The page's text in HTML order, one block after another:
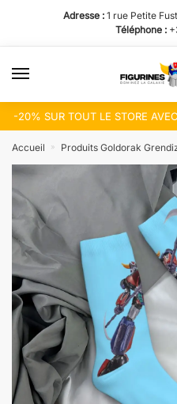
la
navigation
contenu
Adresse : 1 rue Petite
Téléphone :
-20% SUR TOUT LE STORE
Accueil » Produits Goldorak